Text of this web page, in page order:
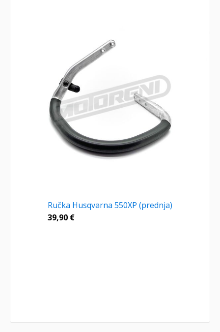
Ručka Husqvarna 550XP (prednja)
39,90 €